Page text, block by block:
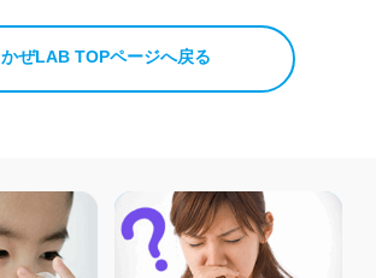
かぜLAB TOPページへ戻る